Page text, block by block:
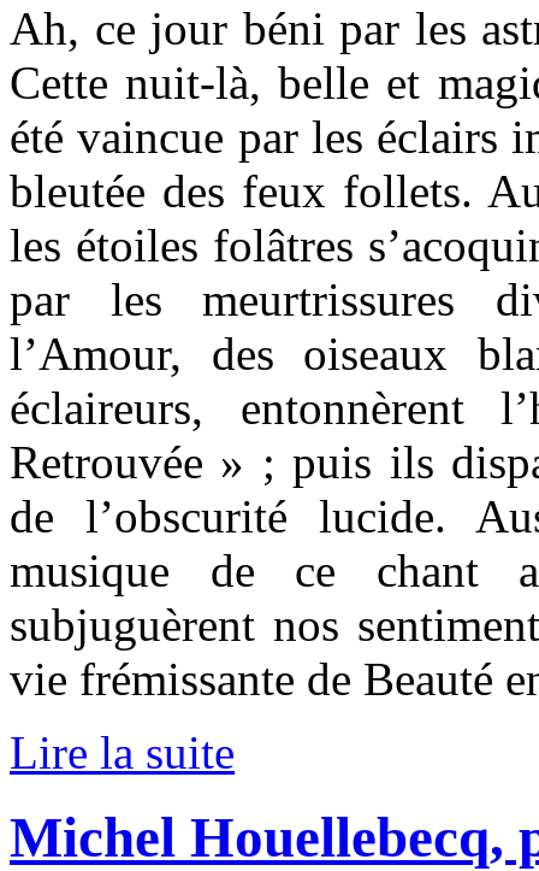
Ah, ce jour béni par les
Cette nuit-là, belle et
été vaincue par les éclairs
bleutée des feux follets.
les étoiles folâtres
par les meurtrissures
l’Amour, des oiseaux
éclaireurs, entonnèrent
Retrouvée » ; puis ils
de l’obscurité lucide.
musique de ce chant
subjuguèrent nos
vie frémissante de Beauté
Lire la suite
Michel Houellebecq,